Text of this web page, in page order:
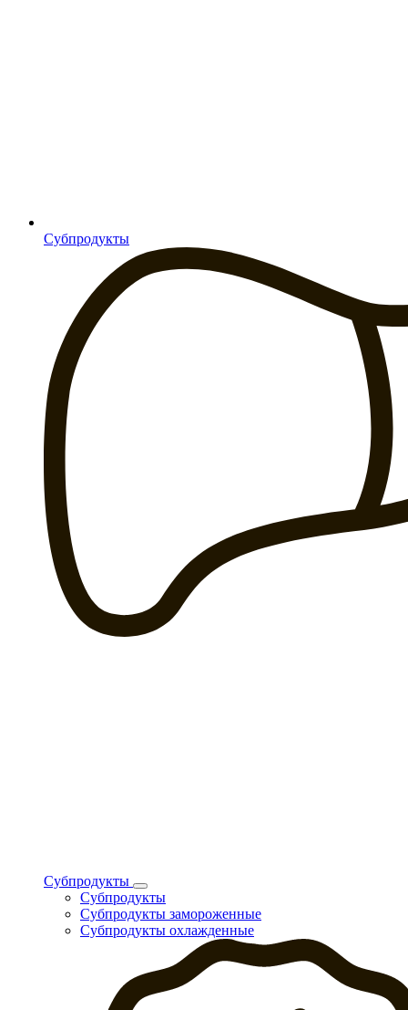
Субпродукты
Субпродукты
Субпродукты
Субпродукты замороженные
Субпродукты охлажденные